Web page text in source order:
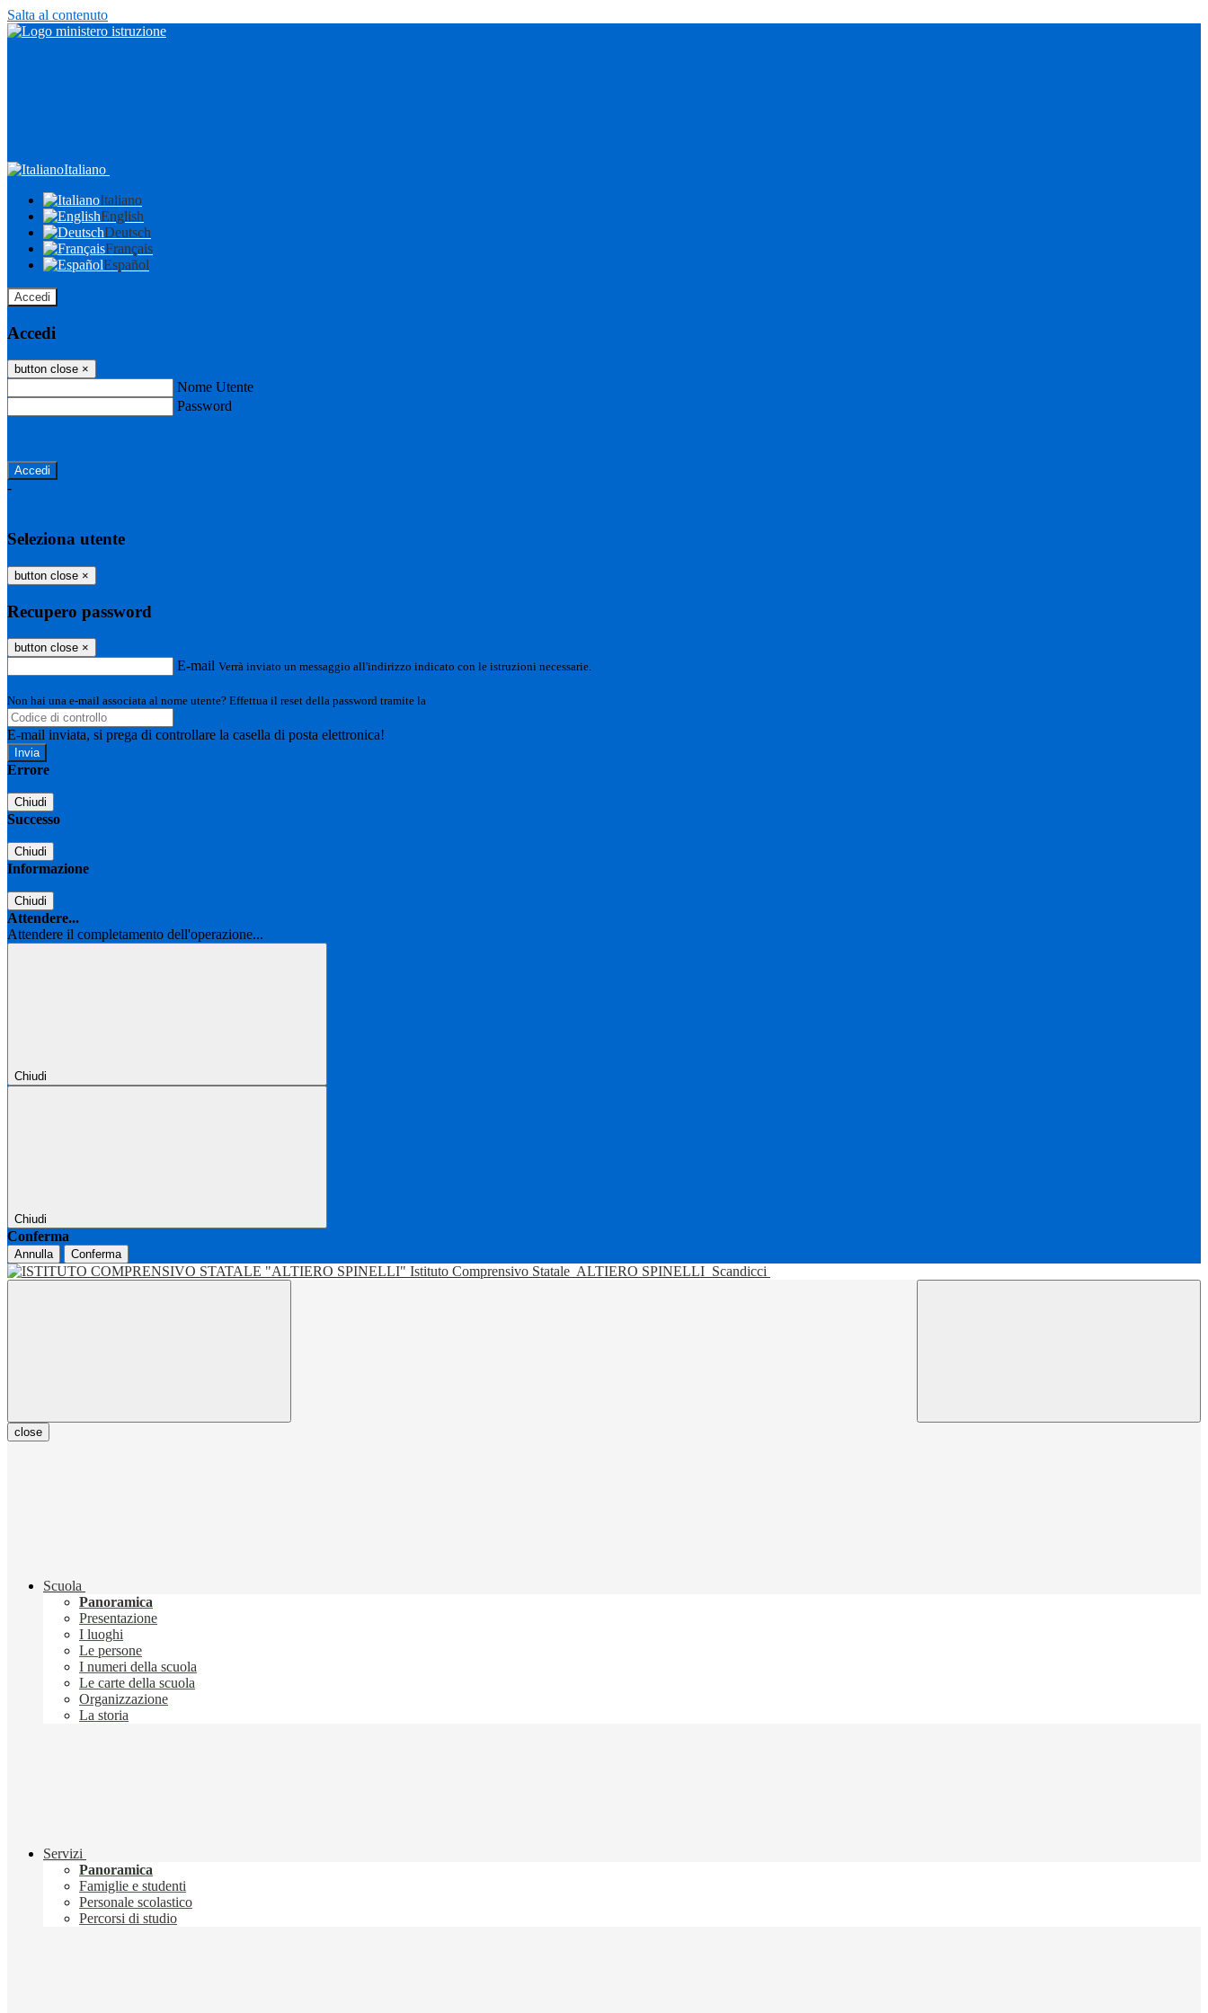
Salta al contenuto
Italiano
Italiano
English
Deutsch
Français
Español
Accedi
Accedi
button close ×
Nome Utente
Password
-
Seleziona utente
button close ×
Recupero password
button close ×
E-mail Verrà inviato un messaggio all'indirizzo indicato con le istruzioni necessarie.
Non hai una e-mail associata al nome utente? Effettua il reset della password tramite la
E-mail inviata, si prega di controllare la casella di posta elettronica!
Errore
Chiudi
Successo
Chiudi
Informazione
Chiudi
Attendere...
Attendere il completamento dell'operazione...
Chiudi
Chiudi
Conferma
Annulla Conferma
Istituto Comprensivo Statale ALTIERO SPINELLI Scandicci
close
Scuola
Panoramica
Presentazione
I luoghi
Le persone
I numeri della scuola
Le carte della scuola
Organizzazione
La storia
Servizi
Panoramica
Famiglie e studenti
Personale scolastico
Percorsi di studio